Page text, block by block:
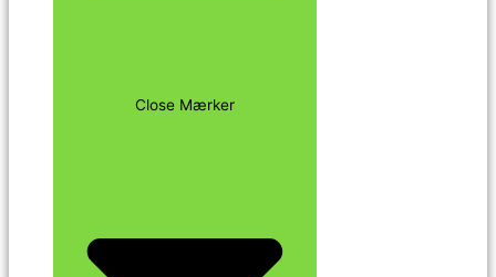
Close Mærker